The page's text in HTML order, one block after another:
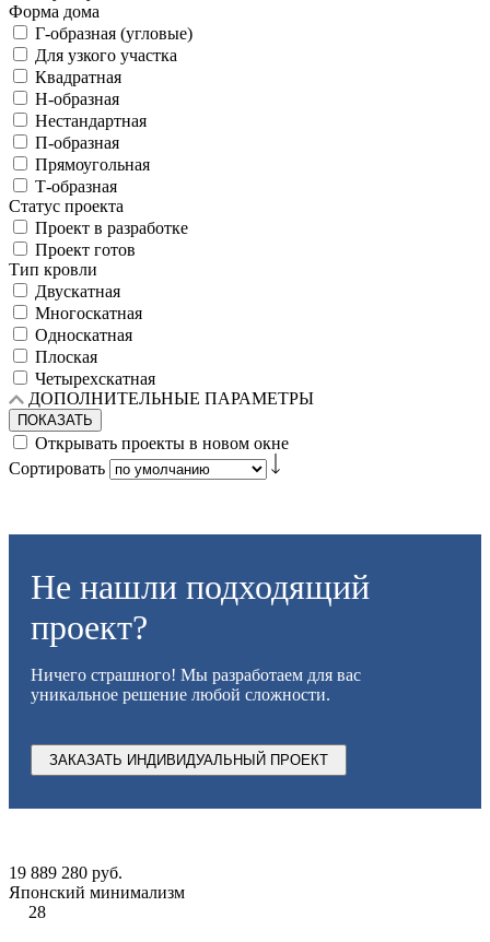
Форма дома
Г-образная (угловые)
Для узкого участка
Квадратная
Н-образная
Нестандартная
П-образная
Прямоугольная
Т-образная
Статус проекта
Проект в разработке
Проект готов
Тип кровли
Двускатная
Многоскатная
Односкатная
Плоская
Четырехскатная
ДОПОЛНИТЕЛЬНЫЕ ПАРАМЕТРЫ
ПОКАЗАТЬ
Открывать проекты в новом окне
Сортировать
Не нашли подходящий
проект?
Ничего страшного! Мы разработаем для вас
уникальное решение любой сложности.
ЗАКАЗАТЬ ИНДИВИДУАЛЬНЫЙ ПРОЕКТ
19 889 280 руб.
Японский минимализм
28